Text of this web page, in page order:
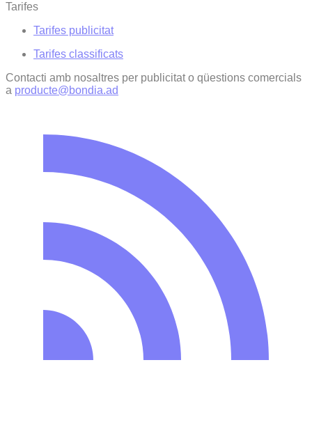
Tarifes
Tarifes publicitat
Tarifes classificats
Contacti amb nosaltres per publicitat o qüestions comercials
a producte@bondia.ad